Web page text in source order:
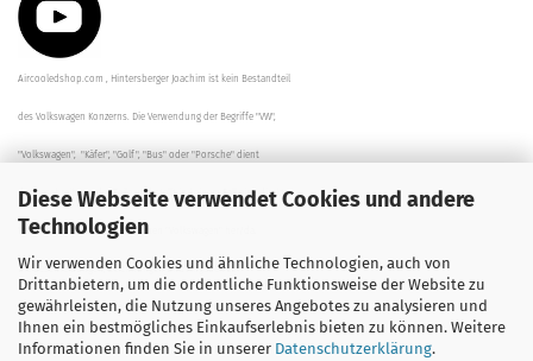
Diese Webseite verwendet Cookies und andere
Technologien
Wir verwenden Cookies und ähnliche Technologien, auch von
Drittanbietern, um die ordentliche Funktionsweise der Website zu
gewährleisten, die Nutzung unseres Angebotes zu analysieren und
Ihnen ein bestmögliches Einkaufserlebnis bieten zu können. Weitere
Informationen finden Sie in unserer Datenschutzerklärung.
Aircooledshop.com , Hintersberger Joachim ist kein Bestandteil
des Volkswagen Konzerns. Die Verwendung der Begriffe "VW",
"Volkswagen", "Käfer", "Golf", "Bus" oder "Porsche" dient
der Beschreibung der Teile und stellt in keinem Fall eine direkte
Verbindung zu dem Unternehmen "Volkswagen" her/da.
Die Beschreibungen, Zeichnungen und Angaben zur
Verwendung sind sorgfältig überprüft worden.